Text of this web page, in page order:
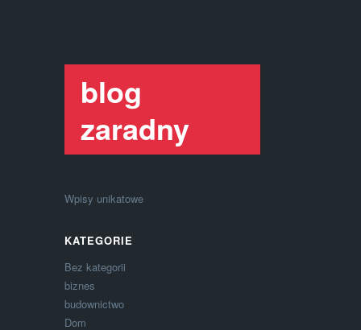
blog
zaradny
Wpisy unikatowe
KATEGORIE
Bez kategorii
biznes
budownictwo
Dom